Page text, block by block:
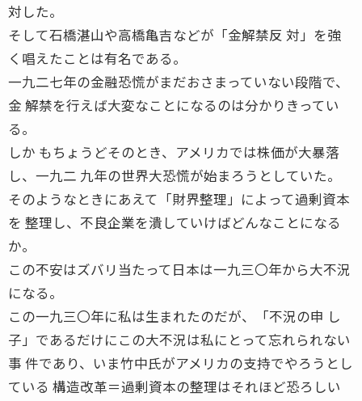
対した。
そして石橋湛山や高橋亀吉などが「金解禁反 対」を強
く唱えたことは有名である。
一九二七年の金融恐慌がまだおさまっていない段階で、
金 解禁を行えば大変なことになるのは分かりきってい
る。
しか もちょうどそのとき、アメリカでは株価が大暴落
し、一九二 九年の世界大恐慌が始まろうとしていた。
そのようなときにあえて「財界整理」によって過剰資本
を 整理し、不良企業を潰していけばどんなことになる
か。
この不安はズバリ当たって日本は一九三〇年から大不況
になる。
この一九三〇年に私は生まれたのだが、「不況の申 し
子」であるだけにこの大不況は私にとって忘れられない
事 件であり、いま竹中氏がアメリカの支持でやろうとし
ている 構造改革＝過剰資本の整理はそれほど恐ろしい